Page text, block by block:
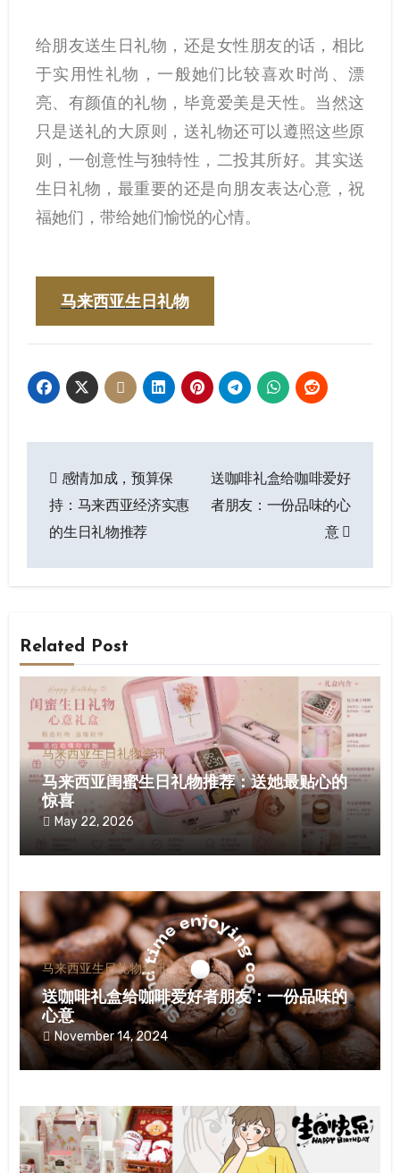
给朋友送生日礼物，还是女性朋友的话，相比
于实用性礼物，一般她们比较喜欢时尚、漂
亮、有颜值的礼物，毕竟爱美是天性。当然这
只是送礼的大原则，送礼物还可以遵照这些原
则，一创意性与独特性，二投其所好。其实送
生日礼物，最重要的还是向朋友表达心意，祝
福她们，带给她们愉悦的心情。
马来西亚生日礼物
感情加成，预算保
持：马来西亚经济实惠
的生日礼物推荐
送咖啡礼盒给咖啡爱好
者朋友：一份品味的心
意
Related Post
马来西亚生日礼物资讯
马来西亚闺蜜生日礼物推荐：送她最贴心的
惊喜
May 22, 2026
马来西亚生日礼物资讯
送咖啡礼盒给咖啡爱好者朋友：一份品味的
心意
November 14, 2024